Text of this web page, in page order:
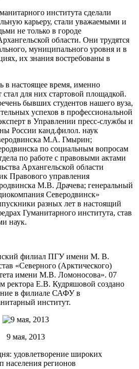
института сделали
карьеру, стали уважаемыми и
не только в городе
области. Они трудятся
муниципального уровня и в
их знания востребованы в
в настоящее время, именно
для них стартовой площадкой.
бывших студентов нашего вуза,
успехов в профессиональной
в Управлении пресс-службы и
России канд.филол. наук
М.А. Гмырин;
по социальным вопросам
по работе с правовыми актами
Архангельской области
Правового управления
М.В. Драчева; генеральный
Северодвинск»
разных лет в настоящий
Гуманитарного института, став
наук.
филиал ПГУ имени М. В.
«Северного (Арктического)
имени М.В. Ломоносова». 07
ректора Е.В. Кудряшовой создано
в филиале САФУ в
институт.
9 мая, 2013
удовлетворение широких
населения регионов